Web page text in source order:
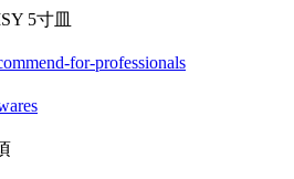
5寸皿
for-professionals